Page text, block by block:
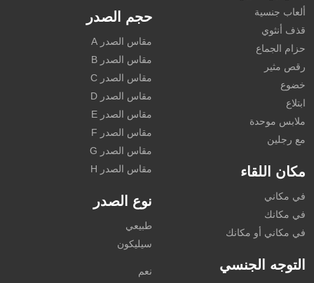
ألعاب جنسية
قذف أنثوي
حزام الجماع
رقص مثير
خضوع
ابتلاع
ملابس موحدة
مع رجلين
مكان اللقاء
في مكاني
في مكانك
في مكاني أو مكانك
التوجه الجنسي
حجم الصدر
مقاس الصدر A
مقاس الصدر B
مقاس الصدر C
مقاس الصدر D
مقاس الصدر E
مقاس الصدر F
مقاس الصدر G
مقاس الصدر H
نوع الصدر
طبيعي
سيليكون
نعم